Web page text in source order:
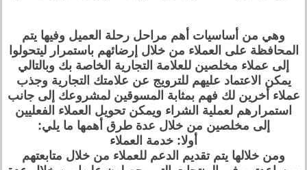
وهي من أساسيات أهم مراحل رحلة العميل وفيها يتم
المحافظة على العملاء من خلال إرضائهم باستمرار ليتحولوا
إلى عملاء مخلصين للعلامة التجارية الخاصة بك وبالتالي
يمكن الاعتماد عليهم للترويج عن علامتك التجارية وجذب
عملاء أخرين لك فهم بمثابة المسوقين لمشروعك إلى جانب
استمرارهم لعملية الشراء ويمكن تحويل العملاء الفعليين
إلى مخلصين من خلال عدة طرق أهمها ما يلي:
أولا: خدمة العملاء
ومن خلالها يتم تقديم الدعم للعملاء من خلال متابعتهم